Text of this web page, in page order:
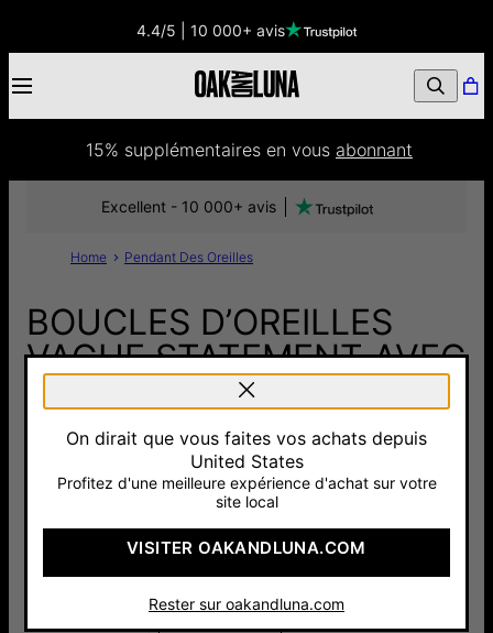
4.4/5 | 10 000+ avis
15% supplémentaires en vous abonnant
Home Pendant Des Oreilles
BOUCLES D’OREILLES
VAGUE STATEMENT AVEC
DIAMANTS – OR VERMEIL
345 €
Pay with Klarna
Excellent - 10 000+ avis
Argent 925
Or Vermeil
190 €
On dirait que vous faites vos achats depuis
United States
Profitez d'une meilleure expérience d'achat sur votre
site local
VISITER OAKANDLUNA.COM
Rester sur oakandluna.com